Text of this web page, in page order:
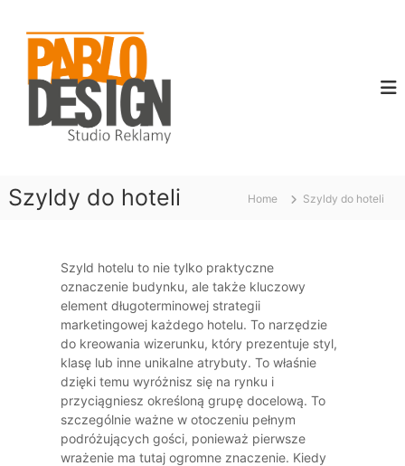
Szyldy do hoteli Home Szyldy do hoteli
Szyld hotelu to nie tylko praktyczne
oznaczenie budynku, ale także kluczowy
element długoterminowej strategii
marketingowej każdego hotelu. To narzędzie
do kreowania wizerunku, który prezentuje styl,
klasę lub inne unikalne atrybuty. To właśnie
dzięki temu wyróżnisz się na rynku i
przyciągniesz określoną grupę docelową. To
szczególnie ważne w otoczeniu pełnym
podróżujących gości, ponieważ pierwsze
wrażenie ma tutaj ogromne znaczenie. Kiedy